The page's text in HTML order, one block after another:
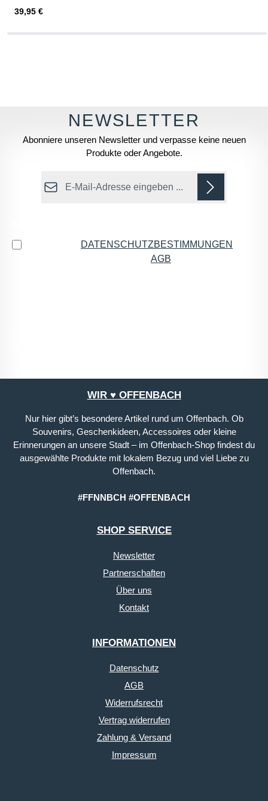
Regulärer Preis:
39,95 €
Abonniere unseren Newsletter und verpasse keine neuen
Produkte oder Angebote.
E-Mail-Adresse*
DATENSCHUTZBESTIMMUNGEN
AGB
WIR ♥ OFFENBACH
Nur hier gibt’s besondere Artikel rund um Offenbach. Ob
Souvenirs, Geschenkideen, Accessoires oder kleine
Erinnerungen an unsere Stadt – im Offenbach-Shop findest du
ausgewählte Produkte mit lokalem Bezug und viel Liebe zu
Offenbach.
#FFNNBCH #OFFENBACH
SHOP SERVICE
Newsletter
Partnerschaften
Über uns
Kontakt
INFORMATIONEN
Datenschutz
AGB
Widerrufsrecht
Vertrag widerrufen
Zahlung & Versand
Impressum